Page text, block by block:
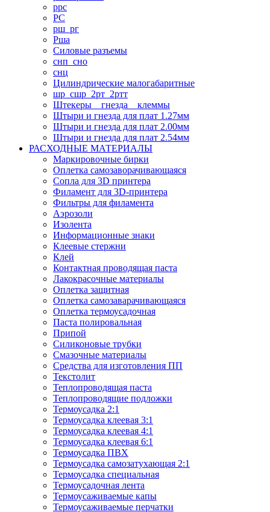
ррс
РС
рш_рг
Рша
Силовые разъемы
снп_сно
снц
Цилиндрические малогабаритные
шр_сшр_2рт_2ртт
Штекеры _ гнезда _ клеммы
Штыри и гнезда для плат 1.27мм
Штыри и гнезда для плат 2.00мм
Штыри и гнезда для плат 2.54мм
РАСХОДНЫЕ МАТЕРИАЛЫ
Маркировочные бирки
Оплетка самозаворачивающаяся
Сопла для 3D принтера
Филамент для 3D-принтера
Фильтры для филамента
Аэрозоли
Изолента
Информационные знаки
Клеевые стержни
Клей
Контактная проводящая паста
Лакокрасочные материалы
Оплетка защитная
Оплетка самозаварачивающаяся
Оплетка термоусадочная
Паста полировальная
Припой
Силиконовые трубки
Смазочные материалы
Средства для изготовления ПП
Текстолит
Теплопроводящая паста
Теплопроводящие подложки
Термоусадка 2:1
Термоусадка клеевая 3:1
Термоусадка клеевая 4:1
Термоусадка клеевая 6:1
Термоусадка ПВХ
Термоусадка самозатухающая 2:1
Термоусадка специальная
Термоусадочная лента
Термоусаживаемые капы
Термоусаживаемые перчатки